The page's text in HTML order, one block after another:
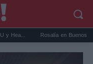
Rosalía en Buenos Aires: